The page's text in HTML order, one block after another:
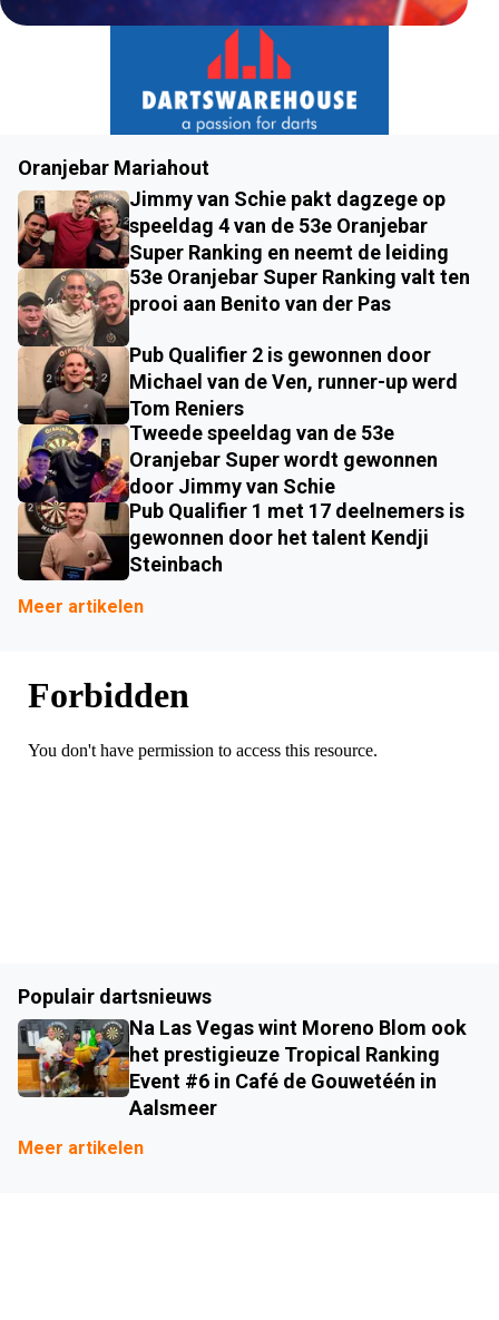
Oranjebar Mariahout
Jimmy van Schie pakt dagzege op
speeldag 4 van de 53e Oranjebar
Super Ranking en neemt de leiding
53e Oranjebar Super Ranking valt ten
prooi aan Benito van der Pas
Pub Qualifier 2 is gewonnen door
Michael van de Ven, runner-up werd
Tom Reniers
Tweede speeldag van de 53e
Oranjebar Super wordt gewonnen
door Jimmy van Schie
Pub Qualifier 1 met 17 deelnemers is
gewonnen door het talent Kendji
Steinbach
Meer artikelen
Populair dartsnieuws
Na Las Vegas wint Moreno Blom ook
het prestigieuze Tropical Ranking
Event #6 in Café de Gouwetéén in
Aalsmeer
Meer artikelen